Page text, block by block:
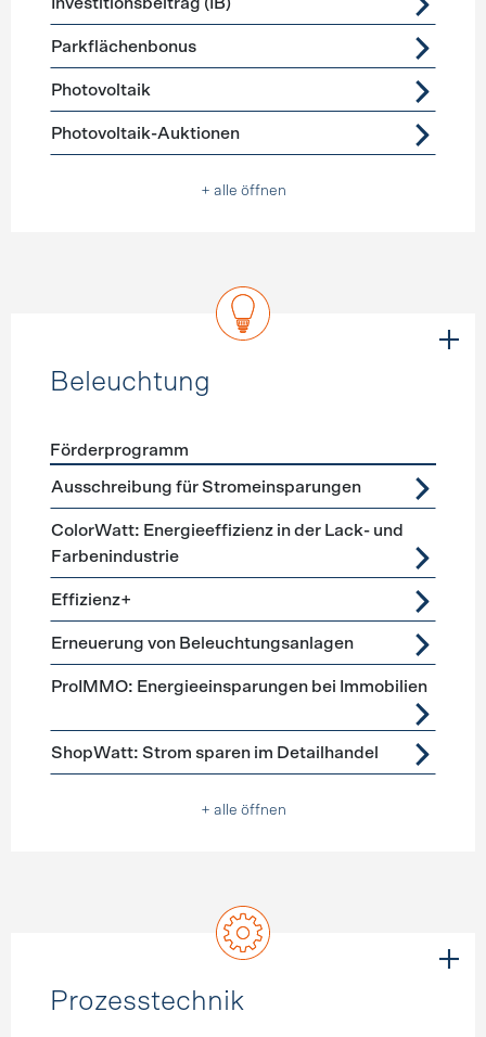
Parkflächenbonus
Photovoltaik
Photovoltaik-Auktionen
+ alle öffnen
Beleuchtung
Förderprogramme Beleuchtung
Förderprogramm
Ausschreibung für Stromeinsparungen
ColorWatt: Energieeffizienz in der Lack- und
Farbenindustrie
Effizienz+
Erneuerung von Beleuchtungsanlagen
ProIMMO: Energieeinsparungen bei Immobilien
ShopWatt: Strom sparen im Detailhandel
+ alle öffnen
Prozesstechnik